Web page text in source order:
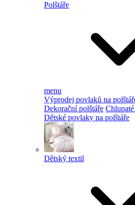
Polštáře
menu
Výprodej povlaků na
Dekorační polštáře
Dětské povlaky na polštáře
Dětský textil